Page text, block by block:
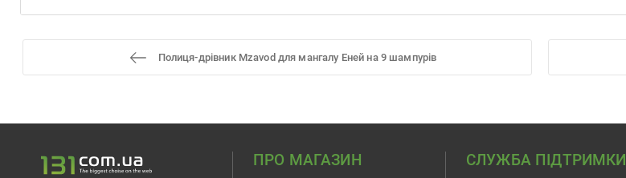
Полиця-дрівник Mzavod для мангалу Еней на 9 шампурів
ПРО МАГАЗИН СЛУЖБА ПІДТРИМКИ